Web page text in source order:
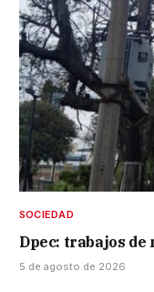
SOCIEDAD
Dpec: trabajos
5 de agosto de 2026